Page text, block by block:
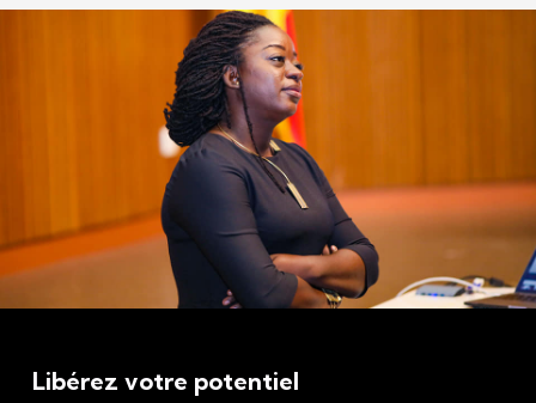
Libérez votre potentiel